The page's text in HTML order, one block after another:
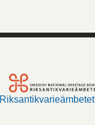
Riksantikvarieämbetet